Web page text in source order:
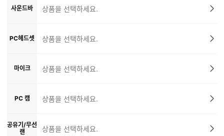
사운드바 상품을 선택하세요.
PC헤드셋 상품을 선택하세요.
마이크 상품을 선택하세요.
PC 캠 상품을 선택하세요.
공유기/무선
랜
상품을 선택하세요.